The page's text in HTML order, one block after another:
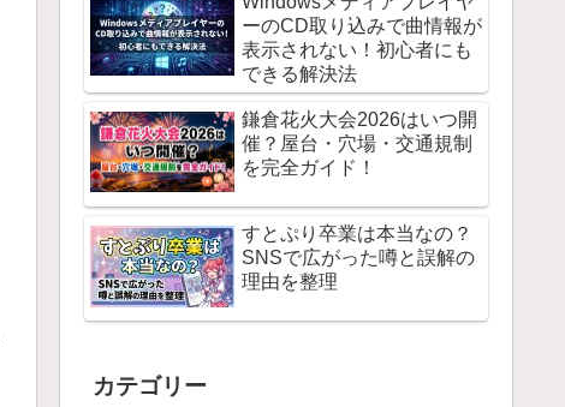
ーのCD取り込みで曲情報が
表示されない！初心者にも
できる解決法
鎌倉花火大会2026はいつ開
催？屋台・穴場・交通規制
を完全ガイド！
すとぷり卒業は本当なの？
SNSで広がった噂と誤解の
理由を整理
カテゴリー